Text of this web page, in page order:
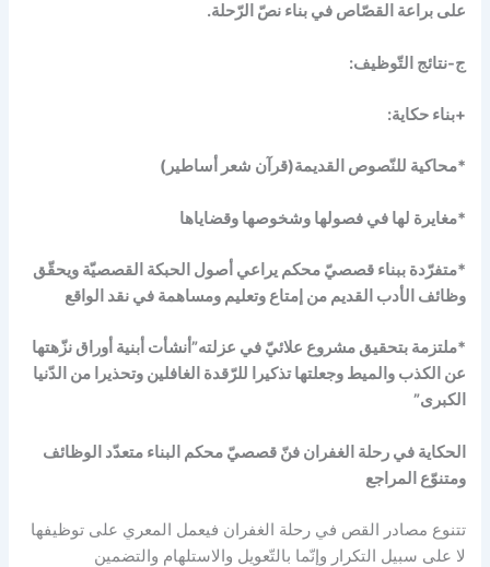
على براعة القصّاص في بناء نصّ الرّحلة.
ج-نتائج التّوظيف:
+بناء حكاية:
*محاكية للنّصوص القديمة(قرآن شعر أساطير)
*مغايرة لها في فصولها وشخوصها وقضاياها
*متفرّدة ببناء قصصيّ محكم يراعي أصول الحبكة القصصيّة ويحقّق
وظائف الأدب القديم من إمتاع وتعليم ومساهمة في نقد الواقع
*ملتزمة بتحقيق مشروع علائيّ في عزلته”أنشأت أبنية أوراق نزّهتها
عن الكذب والميط وجعلتها تذكيرا للرّقدة الغافلين وتحذيرا من الدّنيا
الكبرى”
الحكاية في رحلة الغفران فنّ قصصيّ محكم البناء متعدّد الوظائف
ومتنوّع المراجع
تتنوع مصادر القص في رحلة الغفران فيعمل المعري على توظيفها
لا على سبيل التكرار وإنّما بالتّعويل والاستلهام والتضمين